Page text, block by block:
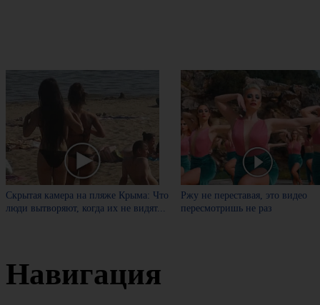
Скрытая камера на пляже Крыма: Что
люди вытворяют, когда их не видят...
Ржу не переставая, это видео
пересмотришь не раз
Навигация